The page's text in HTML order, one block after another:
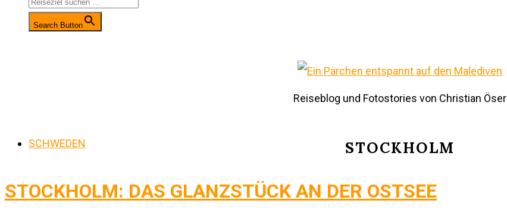
Search Button
Reiseblog und Fotostories von Christian Öser
STOCKHOLM
SCHWEDEN
STOCKHOLM: DAS GLANZSTÜCK AN DER OSTSEE